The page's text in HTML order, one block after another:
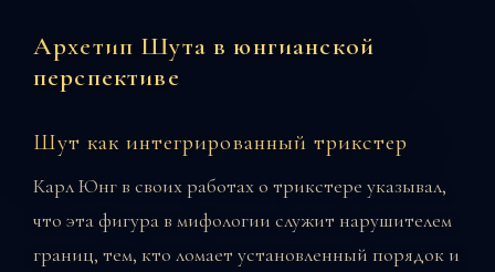
Архетип Шута в юнгианской
перспективе
Шут как интегрированный трикстер
Карл Юнг в своих работах о трикстере указывал,
что эта фигура в мифологии служит нарушителем
границ, тем, кто ломает установленный порядок и